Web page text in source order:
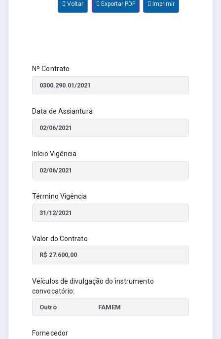
Voltar Exportar PDF Imprimir
Nº Contrato
Data de Assiantura
Início Vigência
Término Vigência
Valor do Contrato
Veículos de divulgação do instrumento
convocatório:
Fornecedor